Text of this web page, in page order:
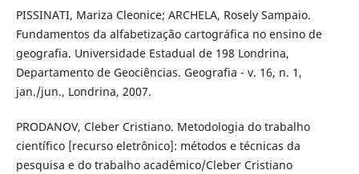
PISSINATI, Mariza Cleonice; ARCHELA, Rosely Sampaio.
Fundamentos da alfabetização cartográfica no ensino de
geografia. Universidade Estadual de 198 Londrina,
Departamento de Geociências. Geografia - v. 16, n. 1,
jan./jun., Londrina, 2007.
PRODANOV, Cleber Cristiano. Metodologia do trabalho
científico [recurso eletrônico]: métodos e técnicas da
pesquisa e do trabalho acadêmico/Cleber Cristiano